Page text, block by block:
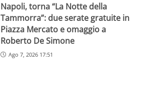
Napoli, torna “La Notte della
Tammorra”: due serate gratuite in
Piazza Mercato e omaggio a
Roberto De Simone
Ago 7, 2026 17:51